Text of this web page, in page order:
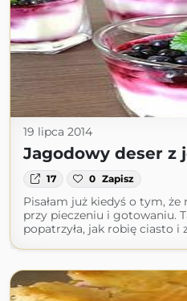
19 lipca 2014
Jagodowy deser z
17 0 Zapisz
Pisałam już kiedyś o tym,
przy pieczeniu i gotowaniu.
popatrzyła, jak robię ciasto i